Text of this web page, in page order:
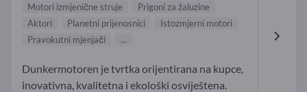
Motori izmjenične struje
Prigoni za žaluzine
Aktori
Planetni prijenosnici
Istozmjerni motori
Pravokutni mjenjači
...
Dunkermotoren je tvrtka orijentirana na kupce,
inovativna, kvalitetna i ekološki osviještena.